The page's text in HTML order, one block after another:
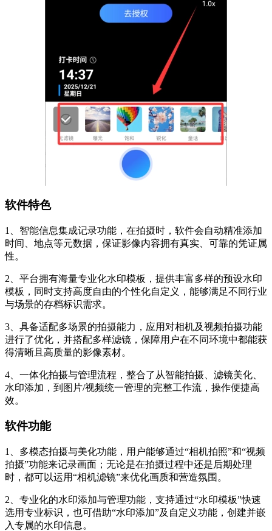
软件特色
1、智能信息集成记录功能，在拍摄时，软件会自动精准添加
时间、地点等元数据，保证影像内容拥有真实、可靠的凭证属
性。
2、平台拥有海量专业化水印模板，提供丰富多样的预设水印
模板，同时支持高度自由的个性化自定义，能够满足不同行业
与场景的存档标识需求。
3、具备适配多场景的拍摄能力，应用对相机及视频拍摄功能
进行了优化，并搭配多样滤镜，保障用户在不同环境中都能获
得清晰且高质量的影像素材。
4、一体化拍摄与管理流程，整合了从智能拍摄、滤镜美化、
水印添加，到图片/视频统一管理的完整工作流，操作便捷高
效。
软件功能
1、多模态拍摄与美化功能，用户能够通过“相机拍照”和“视频
拍摄”功能来记录画面；无论是在拍摄过程中还是后期处理
时，都可以运用“相机滤镜”来优化画质和营造氛围。
2、专业化的水印添加与管理功能，支持通过“水印模板”快速
选用专业标识，也可借助“水印添加”及自定义功能，创建并嵌
入专属的水印信息。